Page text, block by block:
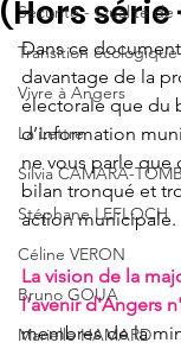
Sécurité - Qualité de
Transition écologique
Vivre à Angers
La Lettre
Silvia CAMARA-
Stéphane LEFLOCH
Céline VERON
Bruno GOUA
Marielle HAMARD
(Hors
Dans ce
davantage de la
électorale que du
d’information
ne vous parle que
bilan tronqué et
action municipale.
La vision de la
l'avenir d'Angers
membres de la